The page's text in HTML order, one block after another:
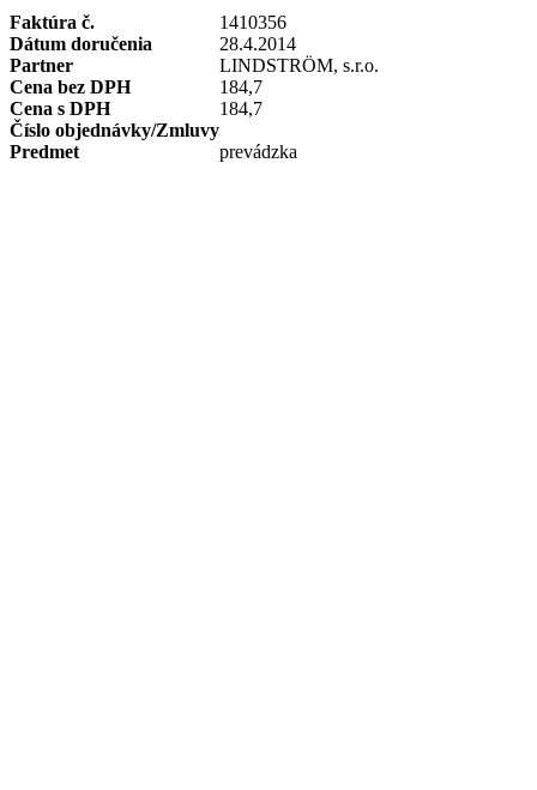
Faktúra č.
1410356
Dátum doručenia
28.4.2014
Partner
LINDSTRÖM, s.r.o.
Cena bez DPH
184,7
Cena s DPH
184,7
Číslo objednávky/Zmluvy
Predmet
prevádzka